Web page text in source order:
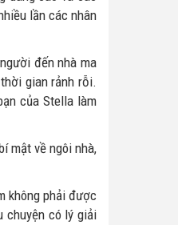
lần các nhân
đến nhà ma
gian rảnh rỗi.
của Stella làm
mật về ngôi nhà,
không phải được
chuyện có lý giải